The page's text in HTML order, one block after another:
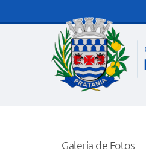
Galeria de Fotos